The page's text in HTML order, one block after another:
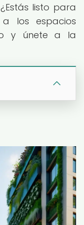
listo para
los espacios
y únete a la